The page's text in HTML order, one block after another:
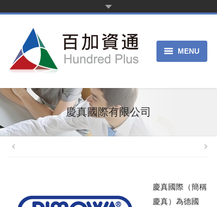
MENU
新聞中心
產品服務
申請試用
慶真國際有限公司
慶真國際（簡稱
慶真）為德國